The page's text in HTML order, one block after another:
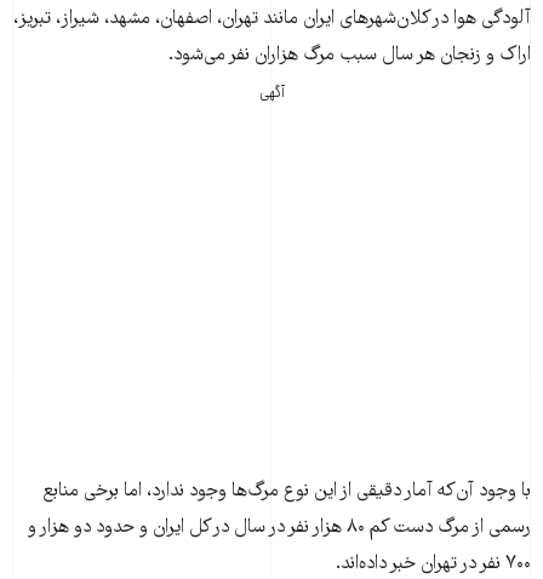
آلودگی هوا در کلان‌شهرهای ایران مانند تهران، اصفهان، مشهد، شیراز، تبریز،
اراک و زنجان هر سال سبب مرگ هزاران نفر می‌شود.
آگهی
با وجود آن‌که آمار دقیقی از این نوع مرگ‌ها وجود ندارد، اما برخی منابع
رسمی از مرگ دست ‌کم ۸۰ هزار نفر در سال در کل ایران و حدود دو هزار و
۷۰۰ نفر در تهران خبر داده‌اند.